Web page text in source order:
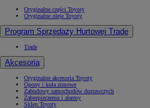
Oryginalne części Toyoty
Oryginalne oleje Toyoty
Program Sprzedaży Hurtowej Trade
Trade
Akcesoria
Oryginalne akcesoria Toyoty
Opony i koła zimowe
Zabudowy samochodów dostawczych
Zabezpieczenia i alarmy
Sklep Toyoty